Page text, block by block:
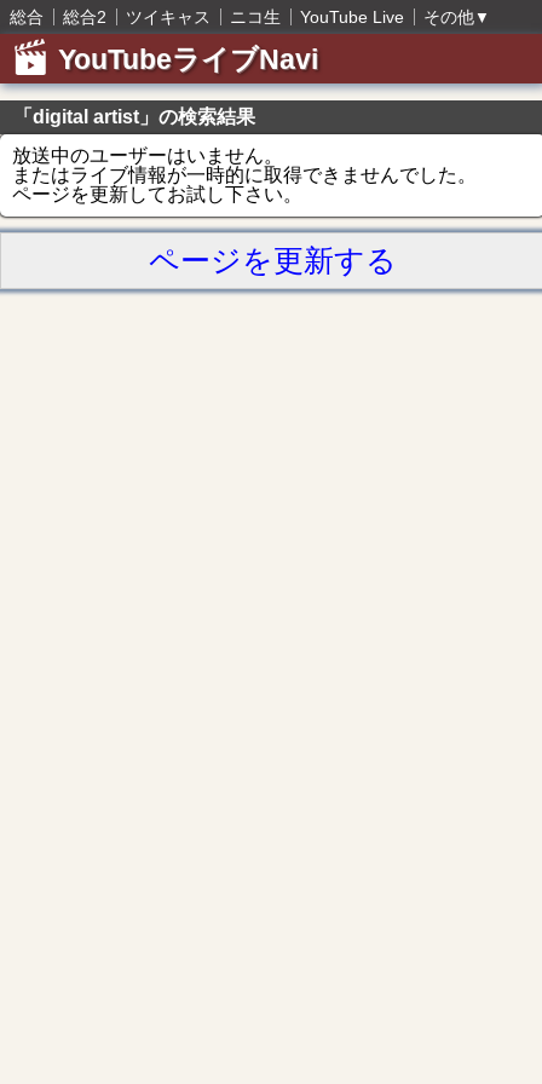
総合 総合2 ツイキャス ニコ生 YouTube Live その他▼
YouTubeライブNavi
「digital artist」の検索結果
放送中のユーザーはいません。
またはライブ情報が一時的に取得できませんでした。
ページを更新してお試し下さい。
ページを更新する